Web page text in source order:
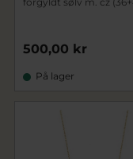
500,00 kr
På lager